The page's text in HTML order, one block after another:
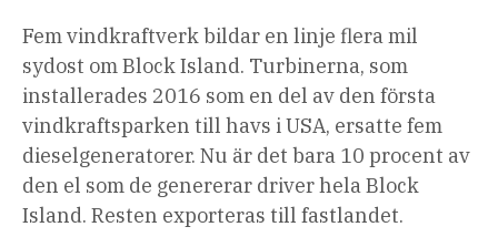
Fem vindkraftverk bildar en linje flera mil
sydost om Block Island. Turbinerna, som
installerades 2016 som en del av den första
vindkraftsparken till havs i USA, ersatte fem
dieselgeneratorer. Nu är det bara 10 procent av
den el som de genererar driver hela Block
Island. Resten exporteras till fastlandet.